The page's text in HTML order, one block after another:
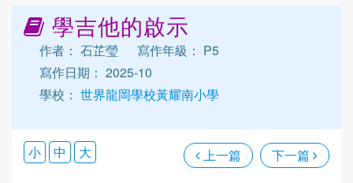
學吉他的啟示
作者： 石芷瑩
寫作年級： P5
寫作日期： 2025-10
學校： 世界龍岡學校黃耀南小學
上一篇 下一篇
小 中 大